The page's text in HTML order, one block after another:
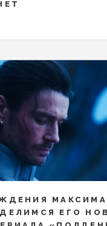
МАКСИМА
ЕГО